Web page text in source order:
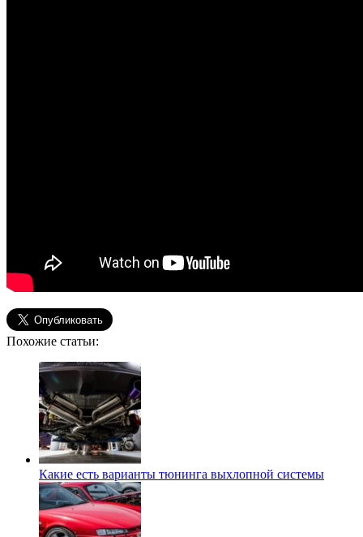
Похожие статьи:
Какие есть варианты тюнинга выхлопной системы